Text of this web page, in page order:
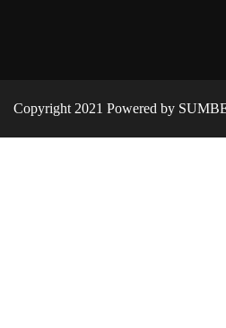
Copyright 2021 Powered by